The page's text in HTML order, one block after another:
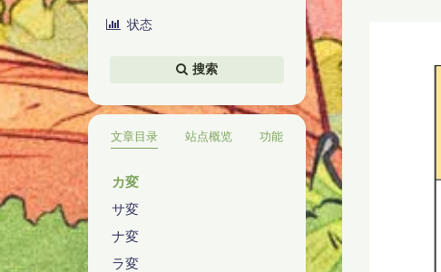
状态
搜索
文章目录 站点概览 功能
カ変
サ変
ナ変
ラ変